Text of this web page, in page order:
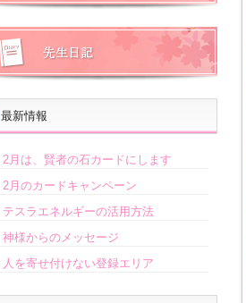
最新情報
2月は、賢者の石カードにします
2月のカードキャンペーン
テスラエネルギーの活用方法
神様からのメッセージ
人を寄せ付けない登録エリア